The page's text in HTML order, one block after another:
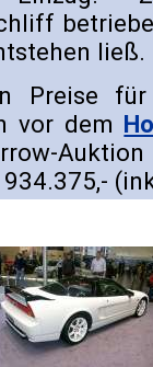
Preise
vor dem
934.375,-